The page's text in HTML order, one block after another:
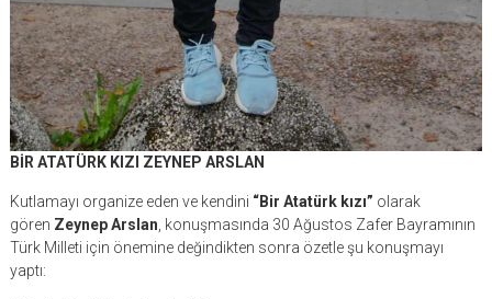
BİR ATATÜRK KIZI ZEYNEP ARSLAN
Kutlamayı organize eden ve kendini “Bir Atatürk kızı” olarak
gören Zeynep Arslan , konuşmasında 30 Ağustos Zafer Bayramının
Türk Milleti için önemine değindikten sonra özetle şu konuşmayı
yaptı: